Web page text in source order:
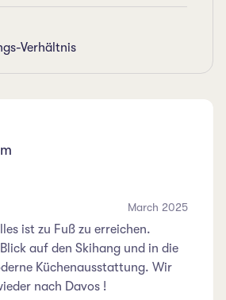
Verhältnis
March 2025
ist zu Fuß zu erreichen.
auf den Skihang und in die
Küchenausstattung. Wir
nach Davos !